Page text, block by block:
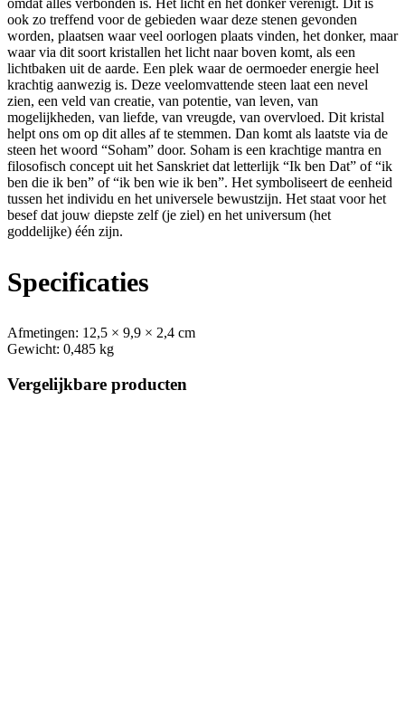
omdat alles verbonden is. Het licht en het donker verenigt. Dit is
ook zo treffend voor de gebieden waar deze stenen gevonden
worden, plaatsen waar veel oorlogen plaats vinden, het donker, maar
waar via dit soort kristallen het licht naar boven komt, als een
lichtbaken uit de aarde. Een plek waar de oermoeder energie heel
krachtig aanwezig is. Deze veelomvattende steen laat een nevel
zien, een veld van creatie, van potentie, van leven, van
mogelijkheden, van liefde, van vreugde, van overvloed. Dit kristal
helpt ons om op dit alles af te stemmen. Dan komt als laatste via de
steen het woord “Soham” door. Soham is een krachtige mantra en
filosofisch concept uit het Sanskriet dat letterlijk “Ik ben Dat” of “ik
ben die ik ben” of “ik ben wie ik ben”. Het symboliseert de eenheid
tussen het individu en het universele bewustzijn. Het staat voor het
besef dat jouw diepste zelf (je ziel) en het universum (het
goddelijke) één zijn.
Specificaties
Afmetingen: 12,5 × 9,9 × 2,4 cm
Gewicht: 0,485 kg
Vergelijkbare producten